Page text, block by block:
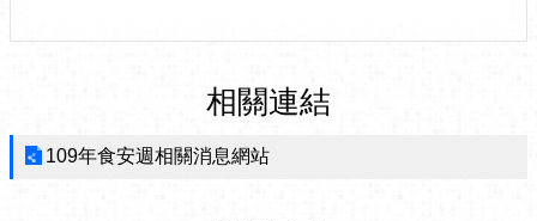
相關連結
109年食安週相關消息網站